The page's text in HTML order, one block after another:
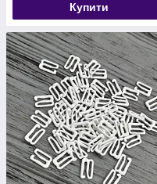
Купити